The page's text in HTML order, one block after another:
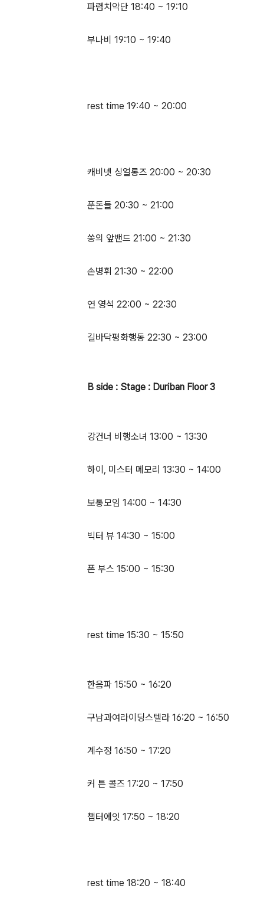
파렴치악단 18:40 ~ 19:10
부나비 19:10 ~ 19:40
rest time 19:40 ~ 20:00
캐비넷 싱얼롱즈 20:00 ~ 20:30
푼돈들 20:30 ~ 21:00
쏭의 앞밴드 21:00 ~ 21:30
손병휘 21:30 ~ 22:00
연 영석 22:00 ~ 22:30
길바닥평화행동 22:30 ~ 23:00
B side : Stage : Duriban Floor 3
강건너 비행소녀 13:00 ~ 13:30
하이, 미스터 메모리 13:30 ~ 14:00
보통모임 14:00 ~ 14:30
빅터 뷰 14:30 ~ 15:00
폰 부스 15:00 ~ 15:30
rest time 15:30 ~ 15:50
한음파 15:50 ~ 16:20
구남과여라이딩스텔라 16:20 ~ 16:50
계수정 16:50 ~ 17:20
커 튼 콜즈 17:20 ~ 17:50
챕터에잇 17:50 ~ 18:20
rest time 18:20 ~ 18:40